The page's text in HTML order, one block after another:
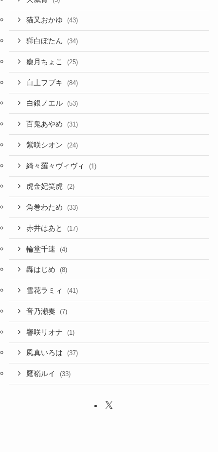
猫又おかゆ (43)
獅白ぼたん (34)
癒月ちょこ (25)
白上フブキ (84)
白銀ノエル (53)
百鬼あやめ (31)
紫咲シオン (24)
綺々羅々ヴィヴィ (1)
虎金妃笑虎 (2)
角巻わため (33)
赤井はあと (17)
輪堂千速 (4)
轟はじめ (8)
雪花ラミィ (41)
音乃瀬奏 (7)
響咲リオナ (1)
風真いろは (37)
鷹嶺ルイ (33)